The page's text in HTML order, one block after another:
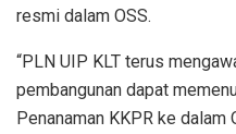
resmi dalam OSS.
“PLN UIP KLT terus
pembangunan dapat
Penanaman KKPR ke dalam